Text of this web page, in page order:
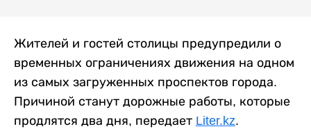
Жителей и гостей столицы предупредили о
временных ограничениях движения на одном
из самых загруженных проспектов города.
Причиной станут дорожные работы, которые
продлятся два дня, передает Liter.kz.